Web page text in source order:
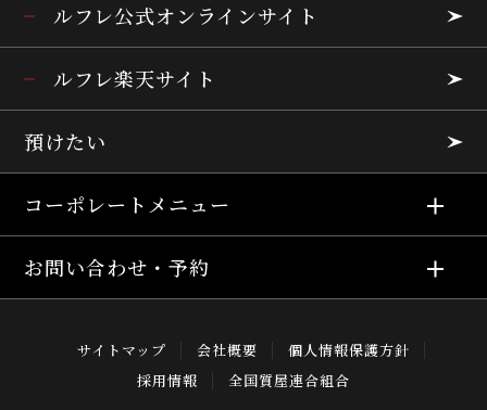
ルフレ公式オンラインサイト
ルフレ楽天サイト
預けたい
コーポレートメニュー
お問い合わせ・予約
サイトマップ 会社概要
個人情報保護方針
採用情報
全国質屋連合組合